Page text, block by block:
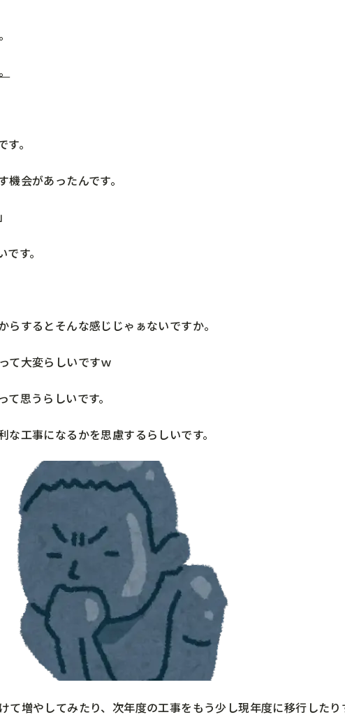
。
会があったんです。
す。
するとそんな感じじゃぁないですか。
て大変らしいですｗ
思うらしいです。
工事になるかを思慮するらしいです。
増やしてみたり、次年度の工事をもう少し現年度に移行したり